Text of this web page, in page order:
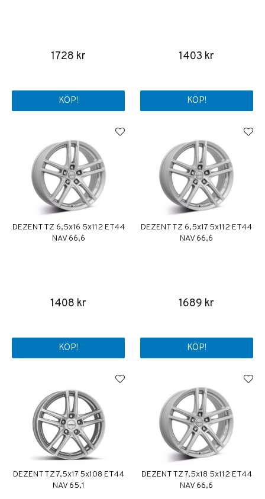
1728 kr
KÖP!
1403 kr
KÖP!
DEZENT TZ 6,5x16 5x112 ET44
NAV 66,6
1408 kr
KÖP!
DEZENT TZ 6,5x17 5x112 ET44
NAV 66,6
1689 kr
KÖP!
DEZENT TZ 7,5x17 5x108 ET44
NAV 65,1
DEZENT TZ 7,5x18 5x112 ET44
NAV 66,6